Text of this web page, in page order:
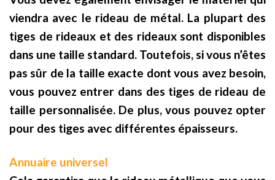
viendra avec le rideau de métal. La plupart des
tiges de rideaux et des rideaux sont disponibles
dans une taille standard. Toutefois, si vous n’êtes
pas sûr de la taille exacte dont vous avez besoin,
vous pouvez entrer dans des tiges de rideau de
taille personnalisée. De plus, vous pouvez opter
pour des tiges avec différentes épaisseurs.
Annuaire universel